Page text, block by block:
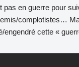
pas en guerre pour
complotistes…
engendré cette «